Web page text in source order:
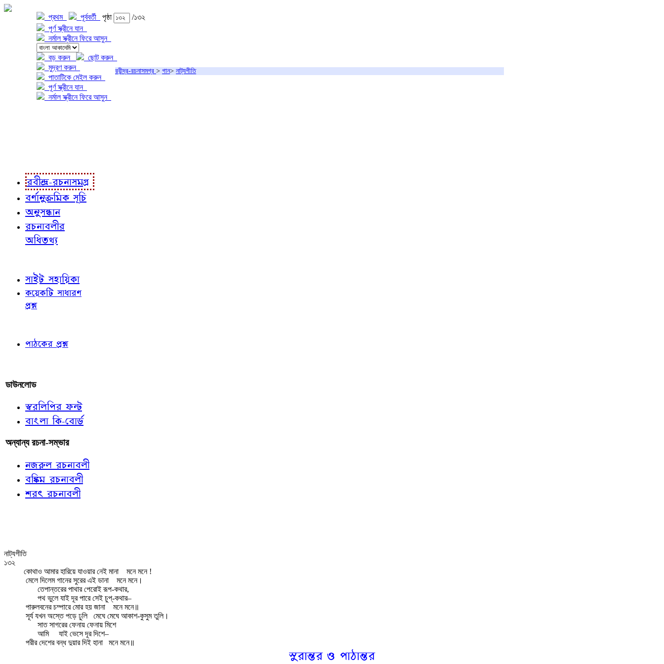
প্রথম পূর্ববর্তী পৃষ্ঠা
/১৩২
পূর্ণ স্ক্রীনে যান
নর্মাল স্ক্রীনে ফিরে আসুন
বড় করুন
ছোট করুন
মুদ্রণ করুন
পাতাটিকে মেইল করুন
পূর্ণ স্ক্রীনে যান
নর্মাল স্ক্রীনে ফিরে আসুন
রবীন্দ্র-রচনাসমগ্র > গান> নাট্যগীতি
রবীন্দ্র-রচনাসমগ্র
বর্ণানুক্রমিক সূচি
অনুসন্ধান
রচনাবলীর
অধিতথ্য
সাইট সহায়িকা
কয়েকটি সাধারণ
প্রশ্ন
পাঠকের প্রশ্ন
ডাউনলোড
স্বরলিপির ফন্ট
বাংলা কি-বোর্ড
অন্যান্য রচনা-সম্ভার
নজরুল রচনাবলী
বঙ্কিম রচনাবলী
শরৎ রচনাবলী
নাট্যগীতি
১৩২
কোথাও আমার হারিয়ে যাওয়ার নেই মানা
মনে মনে !
মেলে দিলেম গানের সুরের এই ডানা
মনে মনে।
তেপান্তরের পাথার পেরোই রূপ-কথার,
পথ ভুলে যাই দূর পারে সেই চুপ্‌-কথার–
পারুলবনের চম্পারে মোর হয় জানা
মনে মনে॥
সূর্য যখন অস্তে পড়ে ঢুলি
মেঘে মেঘে আকাশ-কুসুম তুলি।
সাত সাগরের ফেনায় ফেনায় মিশে
আমি
যাই ভেসে দূর দিশে–
পরীর দেশের বন্ধ দুয়ার দিই হানা
মনে মনে॥
সুরান্তর ও পাঠান্তর